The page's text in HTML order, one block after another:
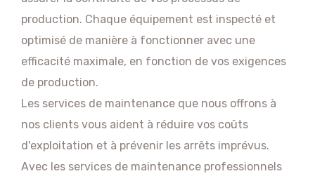
production. Chaque équipement est inspecté et
optimisé de manière à fonctionner avec une
efficacité maximale, en fonction de vos exigences
de production.
Les services de maintenance que nous offrons à
nos clients vous aident à réduire vos coûts
d'exploitation et à prévenir les arrêts imprévus.
Avec les services de maintenance professionnels